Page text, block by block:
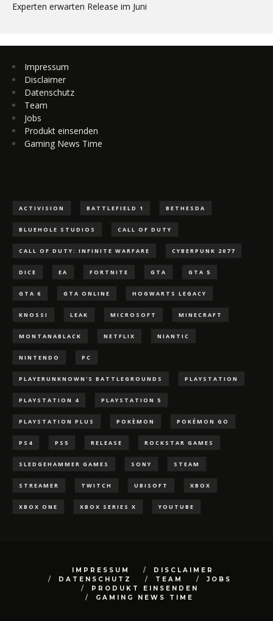
Experten erwarten Release im Juni
Impressum
Disclaimer
Datenschutz
Team
Jobs
Produkt einsenden
Gaming News Time
ACTIVISION BATTLEFIELD 1 BETHESDA
BLUEHOLE STUDIOS CALL OF DUTY
CALL OF DUTY: INFINITE WARFARE CYBERPUNK 2077
DICE EA FORTNITE GTA GTA 5
GTA 6 GTA ONLINE HOGWARTS LEGACY
KNOSSI LEAK MICROSOFT MINECRAFT
MONTANABLACK NETFLIX NIANTIC
NINTENDO PC
PLAYERUNKNOWN'S BATTLEGROUNDS PLAYSTATION
PLAYSTATION 4 PLAYSTATION 5
PLAYSTATION PLUS POKÈMON POKÉMON GO
PS4 PS5 RELEASE ROCKSTAR GAMES
SLEDGEHAMMER GAMES SONY STEAM
STREAMER TWITCH UBISOFT XBOX
XBOX ONE XBOX SERIES X YOUTUBE
IMPRESSUM
DISCLAIMER
DATENSCHUTZ
TEAM
JOBS
PRODUKT EINSENDEN
GAMING NEWS TIME